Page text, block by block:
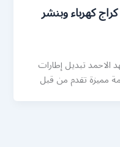
بنشر فهد الاحمد 99007355 كراج كهرباء وبنشر
الاحمد تبديل إطارات
مميزة تقدم من قبل